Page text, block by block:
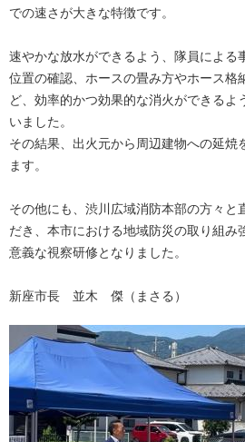
での速さが大きな特徴です。
速やかな放水ができるよう、隊員による
位置の確認、ホースの畳み方やホース格
ど、効率的かつ効果的な消火ができるよ
いました。
その結果、出火元から周辺建物への延焼
ます。
その他にも、渋川広域消防本部の方々と
だき、本市における地域防災の取り組み
意義な視察研修となりました。
新座市長 並木 傑（まさる）